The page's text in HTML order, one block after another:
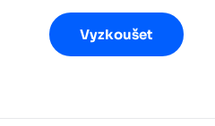
Vyzkoušet